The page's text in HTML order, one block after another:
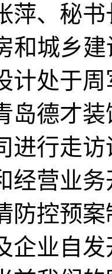
萍、秘
和城乡
计处于
岛德才
进行走
经营业
防控预
企业自